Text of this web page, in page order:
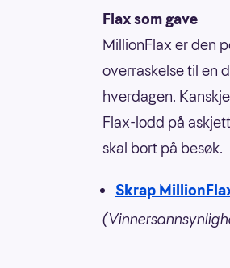
Flax som gave
MillionFlax er den
overraskelse til en
hverdagen.
Flax-lodd på
skal bort på besøk.
Skrap